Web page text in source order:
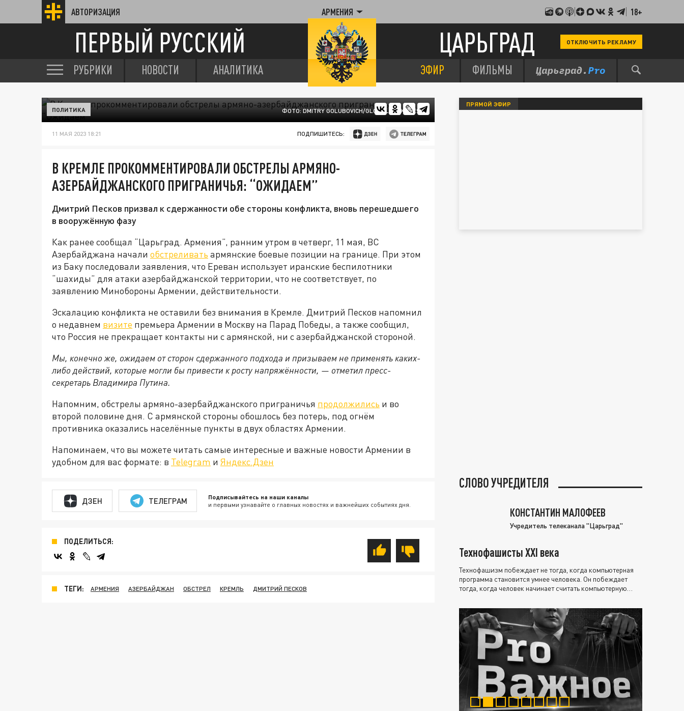
АВТОРИЗАЦИЯ АРМЕНИЯ 18+
ПЕРВЫЙ РУССКИЙ ЦАРЬГРАД ОТКЛЮЧИТЬ РЕКЛАМУ
РУБРИКИ НОВОСТИ АНАЛИТИКА ЭФИР ФИЛЬМЫ
ФОТО: DMITRY GOLUBOVICH/GLOBALLOOKPRESS
ПОЛИТИКА
11 МАЯ 2023 18:21 ПОДПИШИТЕСЬ:
В КРЕМЛЕ ПРОКОММЕНТИРОВАЛИ ОБСТРЕЛЫ АРМЯНО-
АЗЕРБАЙДЖАНСКОГО ПРИГРАНИЧЬЯ: “ОЖИДАЕМ”
Дмитрий Песков призвал к сдержанности обе стороны конфликта, вновь перешедшего
в вооружённую фазу
Как ранее сообщал “Царьград. Армения”, ранним утром в четверг, 11 мая, ВС
Азербайджана начали обстреливать армянские боевые позиции на границе. При этом
из Баку последовали заявления, что Ереван использует иранские беспилотники
“шахиды” для атаки азербайджанской территории, что не соответствует, по
заявлению Минобороны Армении, действительности.
Эскалацию конфликта не оставили без внимания в Кремле. Дмитрий Песков напомнил
о недавнем визите премьера Армении в Москву на Парад Победы, а также сообщил,
что Россия не прекращает контакты ни с армянской, ни с азербайджанской стороной.
Мы, конечно же, ожидаем от сторон сдержанного подхода и призываем не применять каких-
либо действий, которые могли бы привести к росту напряжённости, — отметил пресс-
секретарь Владимира Путина.
Напомним, обстрелы армяно-азербайджанского приграничья продолжились и во
второй половине дня. С армянской стороны обошлось без потерь, под огнём
противника оказались населённые пункты в двух областях Армении.
Напоминаем, что вы можете читать самые интересные и важные новости Армении в
удобном для вас формате: в Telegram и Яндекс.Дзен
ДЗЕН ТЕЛЕГРАМ Подписывайтесь на наши каналы
и первыми узнавайте о главных новостях и важнейших событиях дня.
ПОДЕЛИТЬСЯ:
ТЕГИ: АРМЕНИЯ АЗЕРБАЙДЖАН ОБСТРЕЛ КРЕМЛЬ ДМИТРИЙ ПЕСКОВ
ПРЯМОЙ ЭФИР
СЛОВО УЧРЕДИТЕЛЯ
КОНСТАНТИН МАЛОФЕЕВ
Учредитель телеканала "Царьград"
Технофашисты XXI века
Технофашизм побеждает не тогда, когда компьютерная
программа становится умнее человека. Он побеждает
тогда, когда человек начинает считать компьютерную